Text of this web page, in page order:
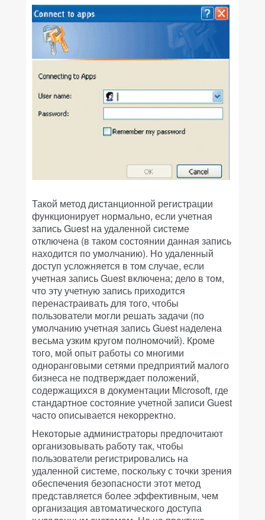
Такой метод дистанционной регистрации
функционирует нормально, если учетная
запись Guest на удаленной системе
отключена (в таком состоянии данная запись
находится по умолчанию). Но удаленный
доступ усложняется в том случае, если
учетная запись Guest включена; дело в том,
что эту учетную запись приходится
перенастраивать для того, чтобы
пользователи могли решать задачи (по
умолчанию учетная запись Guest наделена
весьма узким кругом полномочий). Кроме
того, мой опыт работы со многими
одноранговыми сетями предприятий малого
бизнеса не подтверждает положений,
содержащихся в документации Microsoft, где
стандартное состояние учетной записи Guest
часто описывается некорректно.
Некоторые администраторы предпочитают
организовывать работу так, чтобы
пользователи регистрировались на
удаленной системе, поскольку с точки зрения
обеспечения безопасности этот метод
представляется более эффективным, чем
организация автоматического доступа